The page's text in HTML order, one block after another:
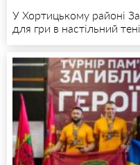
У Хортицькому районі
для гри в настільний